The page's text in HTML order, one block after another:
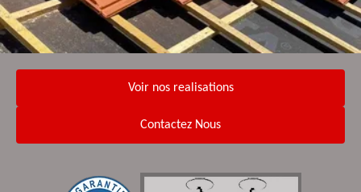
Voir nos realisations
Contactez Nous